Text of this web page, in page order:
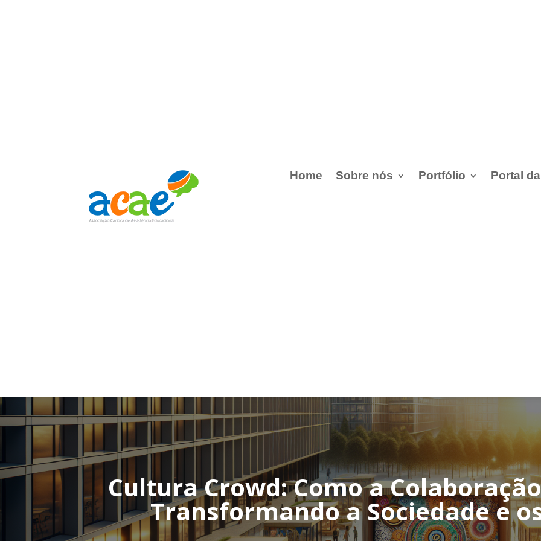
Home Sobre nós Portfólio Portal
Cultura Crowd: Como a
Transformando a Sociedade e